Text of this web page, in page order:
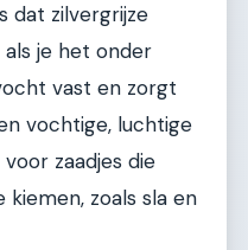
dat zilvergrijze
je het onder
vast en zorgt
vochtige, luchtige
zaadjes die
zoals sla en